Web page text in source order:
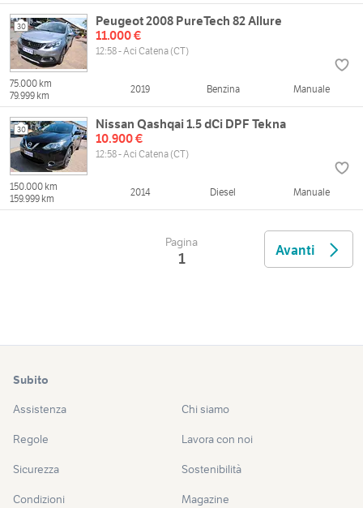
30
Peugeot 2008 PureTech 82 Allure
11.000 €
12:58 - Aci Catena (CT)
75.000 km
79.999 km
2019 Benzina Manuale
30
Nissan Qashqai 1.5 dCi DPF Tekna
10.900 €
12:58 - Aci Catena (CT)
150.000 km
159.999 km
2014 Diesel Manuale
Pagina
1 Avanti
Subito
Assistenza
Regole
Sicurezza
Condizioni
Chi siamo
Lavora con noi
Sostenibilità
Magazine